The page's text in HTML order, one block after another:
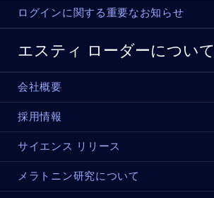
ログインに関する重要なお知らせ
エスティ ローダーについて
会社概要
採用情報
サイエンス リリース
メラトニン研究について